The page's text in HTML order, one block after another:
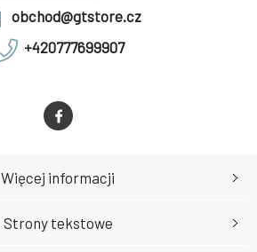
obchod@gtstore.cz
+420777699907
Więcej informacji
Strony tekstowe